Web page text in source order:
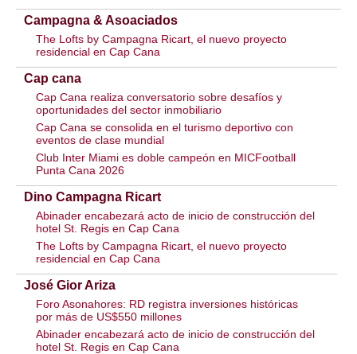
Campagna & Asoaciados
The Lofts by Campagna Ricart, el nuevo proyecto
residencial en Cap Cana
Cap cana
Cap Cana realiza conversatorio sobre desafíos y
oportunidades del sector inmobiliario
Cap Cana se consolida en el turismo deportivo con
eventos de clase mundial
Club Inter Miami es doble campeón en MICFootball
Punta Cana 2026
Dino Campagna Ricart
Abinader encabezará acto de inicio de construcción del
hotel St. Regis en Cap Cana
The Lofts by Campagna Ricart, el nuevo proyecto
residencial en Cap Cana
José Gior Ariza
Foro Asonahores: RD registra inversiones históricas
por más de US$550 millones
Abinader encabezará acto de inicio de construcción del
hotel St. Regis en Cap Cana